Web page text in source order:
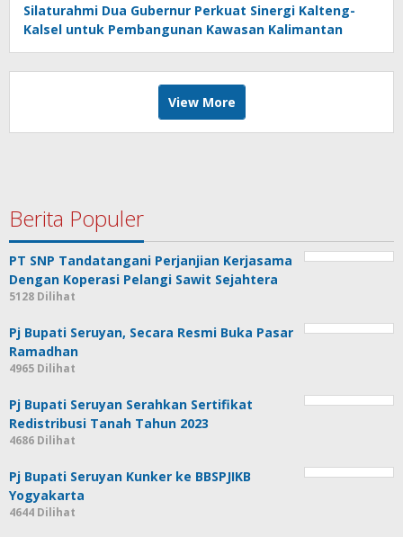
Silaturahmi Dua Gubernur Perkuat Sinergi Kalteng-
Kalsel untuk Pembangunan Kawasan Kalimantan
View More
Berita Populer
PT SNP Tandatangani Perjanjian Kerjasama
Dengan Koperasi Pelangi Sawit Sejahtera
5128 Dilihat
Pj Bupati Seruyan, Secara Resmi Buka Pasar
Ramadhan
4965 Dilihat
Pj Bupati Seruyan Serahkan Sertifikat
Redistribusi Tanah Tahun 2023
4686 Dilihat
Pj Bupati Seruyan Kunker ke BBSPJIKB
Yogyakarta
4644 Dilihat